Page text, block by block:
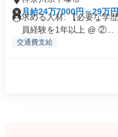
月給24万7000円～29万円
求める人材: 【必要な学
員経験を1年以上 @ ②...
交通費支給